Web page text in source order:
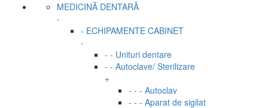
MEDICINĂ DENTARĂ
-
- ECHIPAMENTE CABINET
-
- - Unituri dentare
- - Autoclave/ Sterilizare
+
- - - Autoclav
- - - Aparat de sigilat